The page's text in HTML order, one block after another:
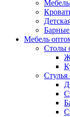
Мебель
Барные
Мебель
Столы